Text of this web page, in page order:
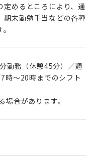
定めるところにより、通
期末勤勉手当などの各種
勤務（休憩45分）／週
時～20時までのシフト
合があります。